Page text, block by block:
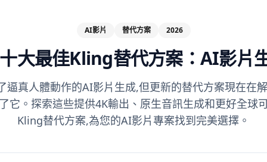
AI影片 替代方案 2026
大最佳Kling替代方案：AI影片
逼真人體動作的AI影片生成,但更新的替代方案現在在
它。探索這些提供4K輸出、原生音訊生成和更好全球
Kling替代方案,為您的AI影片專案找到完美選擇。